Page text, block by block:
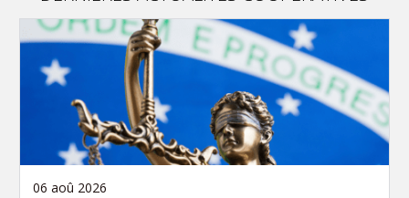
06 aoû 2026